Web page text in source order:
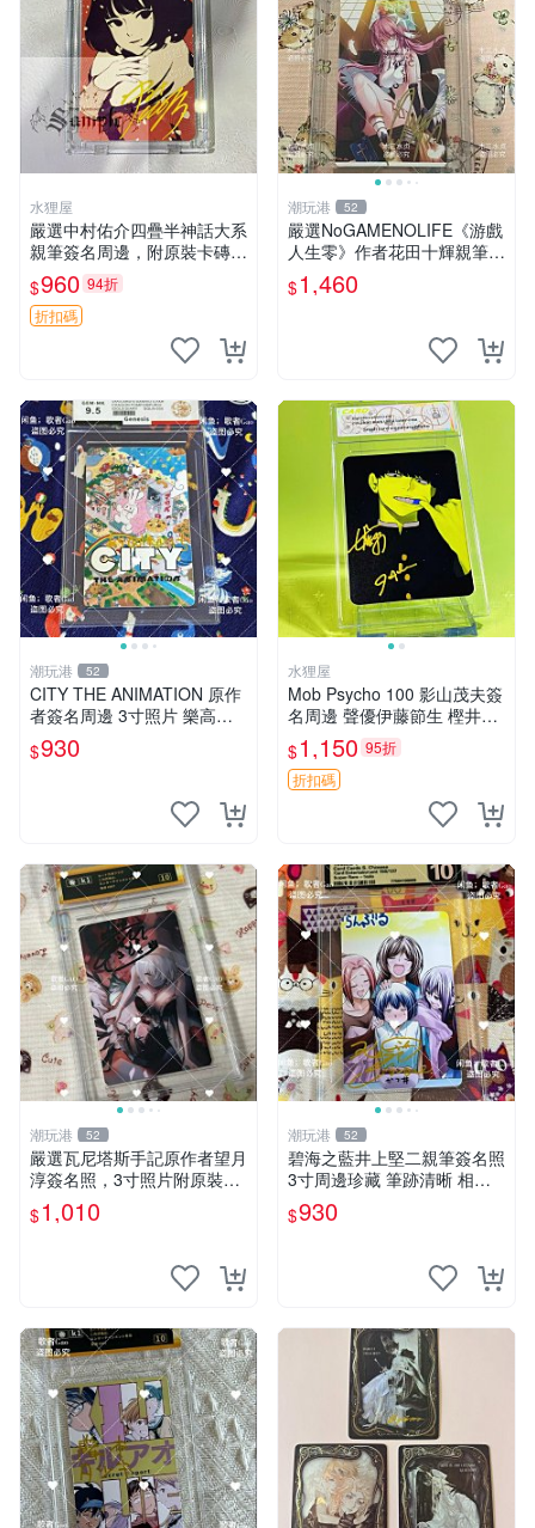
水狸屋
嚴選中村佑介四疊半神話大系
親筆簽名周邊，附原裝卡磚
亞克力照片 3寸大小 簽名照
收藏級 周邊商品
$960 94折
折扣碼
潮玩港 52
嚴選NoGAMENOLIFE《游戲
人生零》作者花田十輝親筆簽
名照片，3英寸真品收藏。簽
名經典角色周邊推薦收藏。
$1,460
潮玩港 52
CITY THE ANIMATION 原作
者簽名周邊 3寸照片 樂高卡
磚 自製限量版 nichijou city th
e animation 簽名照 卡
$930
水狸屋
Mob Psycho 100 影山茂夫簽
名周邊 聲優伊藤節生 樫井孝
宏真跡 馴良新隆親筆簽名照
3寸裝幀原盒 中古珍藏 靈幻
新隆 Mob Psycho
$1,150 95折
折扣碼
潮玩港 52
嚴選瓦尼塔斯手記原作者望月
淳簽名照，3寸照片附原裝卡
磚。 簽名保真收藏相框裝裱
隨行發送 照片 簽名周邊 望月
$1,010
潮玩港 52
碧海之藍井上堅二親筆簽名照
3寸周邊珍藏 筆跡清晰 相框
精美 碧海之藍 簽名照片 井上
堅二 周邊品
$930